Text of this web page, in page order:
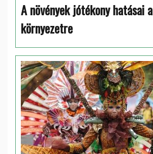
A növények jótékony hatásai a
környezetre